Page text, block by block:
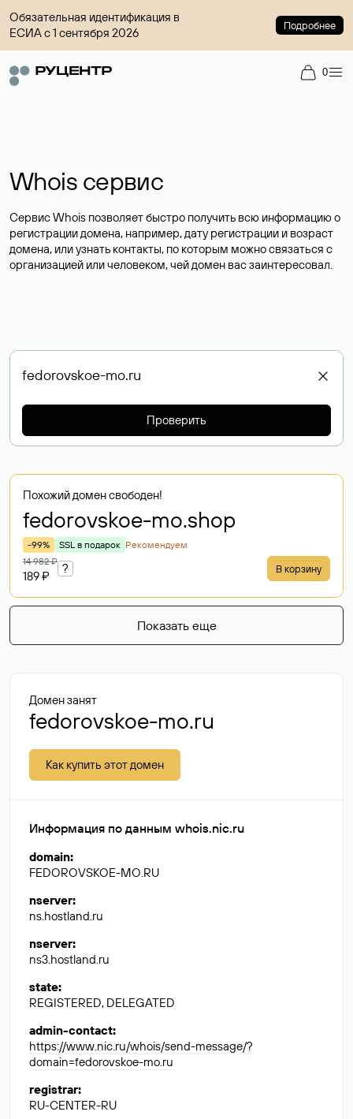
Обязательная идентификация в
ЕСИА с 1 сентября 2026
Подробнее
0
Whois сервис
Сервис Whois позволяет быстро получить всю информацию о
регистрации домена, например, дату регистрации и возраст
домена, или узнать контакты, по которым можно связаться с
организацией или человеком, чей домен вас заинтересовал.
Проверить
Похожий домен свободен!
fedorovskoe-mo.shop
-99% SSL в подарок Рекомендуем
14 982 ₽
189 ₽
? В корзину
Показать еще
Домен занят
fedorovskoe-mo.ru
Как купить этот домен
Информация по данным whois.nic.ru
domain:
FEDOROVSKOE-MO.RU
nserver:
ns.hostland.ru
nserver:
ns3.hostland.ru
state:
REGISTERED, DELEGATED
admin-contact:
https://www.nic.ru/whois/send-message/?
domain=fedorovskoe-mo.ru
registrar:
RU-CENTER-RU